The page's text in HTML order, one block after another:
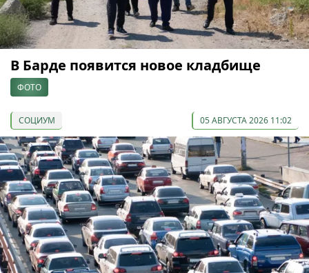
В Барде появится новое кладбище
ФОТО
СОЦИУМ 05 АВГУСТА 2026 11:02